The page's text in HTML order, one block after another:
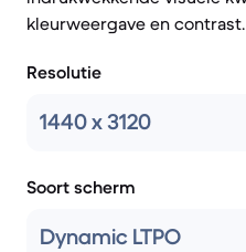
kleurweergave en contrast.
Resolutie
1440 x 3120
Soort scherm
Dynamic LTPO